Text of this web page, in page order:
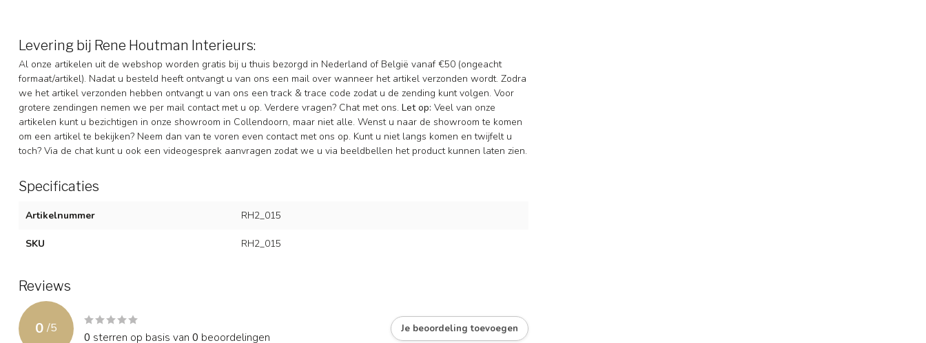
Levering bij Rene Houtman Interieurs:
Al onze artikelen uit de webshop worden gratis bij u thuis bezorgd in Nederland of België vanaf €50 (ongeacht
formaat/artikel). Nadat u besteld heeft ontvangt u van ons een mail over wanneer het artikel verzonden wordt. Zodra
we het artikel verzonden hebben ontvangt u van ons een track & trace code zodat u de zending kunt volgen. Voor
grotere zendingen nemen we per mail contact met u op. Verdere vragen? Chat met ons. Let op: Veel van onze
artikelen kunt u bezichtigen in onze showroom in Collendoorn, maar niet alle. Wenst u naar de showroom te komen
om een artikel te bekijken? Neem dan van te voren even contact met ons op. Kunt u niet langs komen en twijfelt u
toch? Via de chat kunt u ook een videogesprek aanvragen zodat we u via beeldbellen het product kunnen laten zien.
Specificaties
Artikelnummer RH2_015
SKU RH2_015
Reviews
0 /5
0 sterren op basis van 0 beoordelingen
Je beoordeling toevoegen